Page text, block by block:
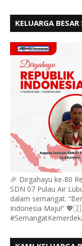
KELUARGA
🎉 Dirgahayu ke-80
SDN 07 Pulau Air
dalam semangat:
Indonesia Maju!”